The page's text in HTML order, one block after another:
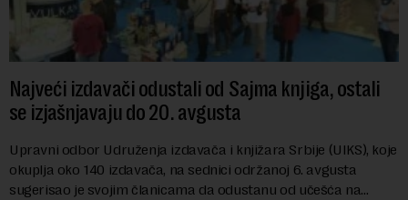
Najveći izdavači odustali od Sajma knjiga, ostali
se izjašnjavaju do 20. avgusta
Upravni odbor Udruženja izdavača i knjižara Srbije (UIKS), koje
okuplja oko 140 izdavača, na sednici održanoj 6. avgusta
sugerisao je svojim članicama da odustanu od učešća na